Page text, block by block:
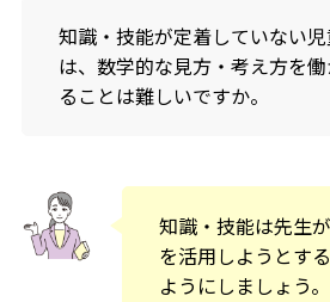
知識・技能が定着していない
は、数学的な見方・考え方を
ることは難しいですか。
知識・技能は先生
を活用しようとす
ようにしましょう。